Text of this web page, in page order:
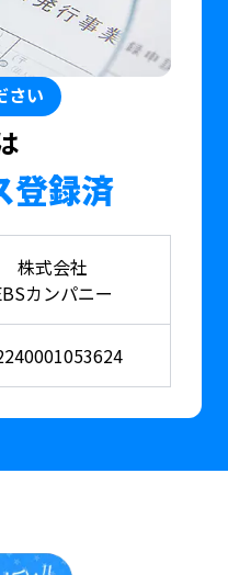
さい
登録済
株式会社
カンパニー